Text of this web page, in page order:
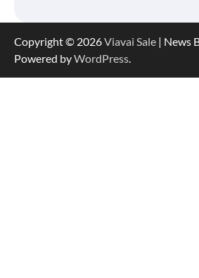
Copyright © 2026Viavai Sale | News
Powered byWordPress.